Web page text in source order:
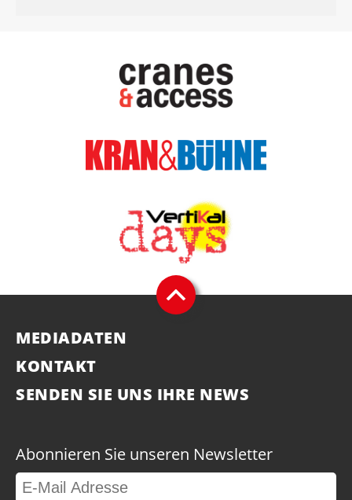
MEDIADATEN
KONTAKT
SENDEN SIE UNS IHRE NEWS
Abonnieren Sie unseren Newsletter